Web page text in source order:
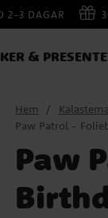
2-3 DAGAR
&
Hem
Paw Patrol -
Paw